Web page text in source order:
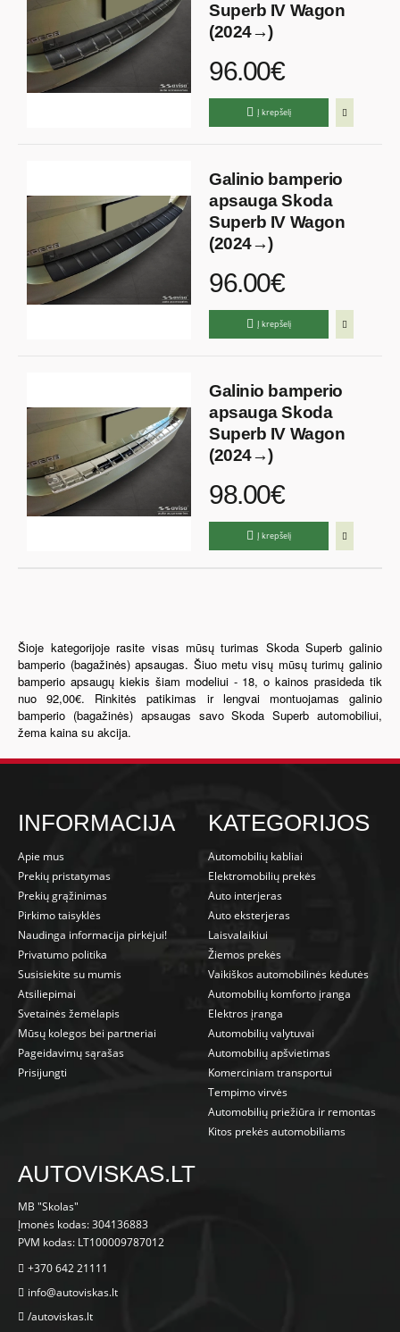
Superb IV Wagon
(2024→)
96.00€
Į krepšelį
Galinio bamperio
apsauga Skoda
Superb IV Wagon
(2024→)
96.00€
Į krepšelį
Galinio bamperio
apsauga Skoda
Superb IV Wagon
(2024→)
98.00€
Į krepšelį
Šioje kategorijoje rasite visas mūsų turimas Skoda Superb galinio
bamperio (bagažinės) apsaugas. Šiuo metu visų mūsų turimų galinio
bamperio apsaugų kiekis šiam modeliui - 18, o kainos prasideda tik
nuo 92,00€. Rinkitės patikimas ir lengvai montuojamas galinio
bamperio (bagažinės) apsaugas savo Skoda Superb automobiliui,
žema kaina su akcija.
INFORMACIJA
Apie mus
Prekių pristatymas
Prekių grąžinimas
Pirkimo taisyklės
Naudinga informacija pirkėjui!
Privatumo politika
Susisiekite su mumis
Atsiliepimai
Svetainės žemėlapis
Mūsų kolegos bei partneriai
Pageidavimų sąrašas
Prisijungti
KATEGORIJOS
Automobilių kabliai
Elektromobilių prekės
Auto interjeras
Auto eksterjeras
Laisvalaikiui
Žiemos prekės
Vaikiškos automobilinės kėdutės
Automobilių komforto įranga
Elektros įranga
Automobilių valytuvai
Automobilių apšvietimas
Komerciniam transportui
Tempimo virvės
Automobilių priežiūra ir remontas
Kitos prekės automobiliams
AUTOVISKAS.LT
MB "Skolas"
Įmonės kodas: 304136883
PVM kodas: LT100009787012
+370 642 21111
info@autoviskas.lt
/autoviskas.lt